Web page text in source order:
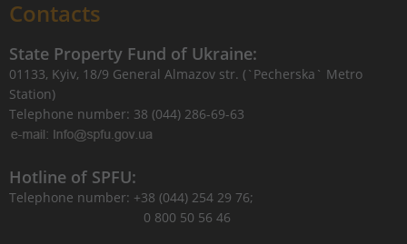
Contacts
State Property Fund of Ukraine:
01133, Kyiv, 18/9 General Almazov str. (`Pecherska` Metro
Station)
Telephone number: 38 (044) 286-69-63
Hotline of SPFU:
Telephone number: +38 (044) 254 29 76;
0 800 50 56 46